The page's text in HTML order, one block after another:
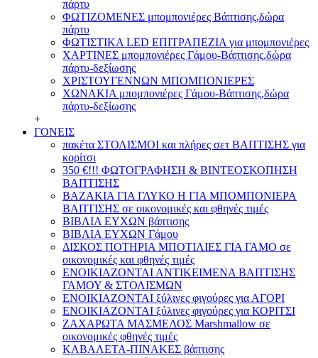
πάρτυ
ΦΩΤΙΖΟΜΕΝΕΣ μπομπονιέρες Βάπτισης,δώρα
πάρτυ
ΦΩΤΙΣΤΙΚΑ LED ΕΠΙΤΡΑΠΕΖΙΑ για μπομπονιέρες
ΧΑΡΤΙΝΕΣ μπομπονιέρες Γάμου-Βάπτισης,δώρα
πάρτυ-δεξίωσης
ΧΡΙΣΤΟΥΓΕΝΝΩΝ ΜΠΟΜΠΟΝΙΕΡΕΣ
ΧΩΝΑΚΙΑ μπομπονιέρες Γάμου-Βάπτισης,δώρα
πάρτυ-δεξίωσης
+
ΓΟΝΕΙΣ
πακέτα ΣΤΟΛΙΣΜΟΙ και πλήρες σετ ΒΑΠΤΙΣΗΣ για
κορίτσι
350 €!!! ΦΩΤΟΓΡΑΦΗΣΗ & ΒΙΝΤΕΟΣΚΟΠΗΣΗ
ΒΑΠΤΙΣΗΣ
ΒΑΖΑΚΙΑ ΓΙΑ ΓΛΥΚΟ Η ΓΙΑ ΜΠΟΜΠΟΝΙΕΡΑ
ΒΑΠΤΙΣΗΣ σε οικονομικές και φθηνές τιμές
ΒΙΒΛΙΑ ΕΥΧΩΝ βάπτισης
ΒΙΒΛΙΑ ΕΥΧΩΝ Γάμου
ΔΙΣΚΟΣ ΠΟΤΗΡΙΑ ΜΠΟΤΙΛΙΕΣ ΓΙΑ ΓΑΜΟ σε
οικονομικές και φθηνές τιμές
ΕΝΟΙΚΙΑΖΟΝΤΑΙ ΑΝΤΙΚΕΙΜΕΝΑ ΒΑΠΤΙΣΗΣ
ΓΑΜΟΥ & ΣΤΟΛΙΣΜΩΝ
ΕΝΟΙΚΙΑΖΟΝΤΑΙ ξύλινες φιγούρες για ΑΓΟΡΙ
ΕΝΟΙΚΙΑΖΟΝΤΑΙ ξύλινες φιγούρες για ΚΟΡΙΤΣΙ
ΖΑΧΑΡΩΤΑ ΜΑΣΜΕΛΟΣ Marshmallow σε
οικονομικές φθηνές τιμές
ΚΑΒΑΛΕΤΑ-ΠΙΝΑΚΕΣ βάπτισης